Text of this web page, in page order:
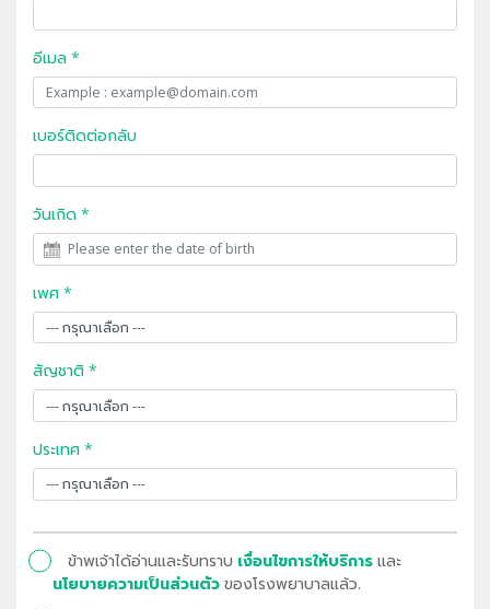
อีเมล *
เบอร์ติดต่อกลับ
วันเกิด *
เพศ *
สัญชาติ *
ประเทศ *
ข้าพเจ้าได้อ่านและรับทราบ เงื่อนไขการให้บริการ และ
นโยบายความเป็นส่วนตัว ของโรงพยาบาลแล้ว.